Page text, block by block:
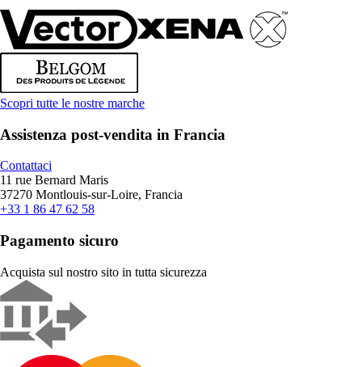
Scopri tutte le nostre marche
Assistenza post-vendita in Francia
Contattaci
11 rue Bernard Maris
37270 Montlouis-sur-Loire, Francia
+33 1 86 47 62 58
Pagamento sicuro
Acquista sul nostro sito in tutta sicurezza